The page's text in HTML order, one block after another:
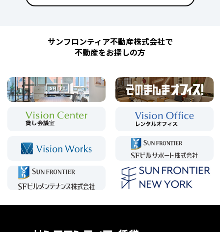
サンフロンティア不動産株式会社で
不動産をお探しの方